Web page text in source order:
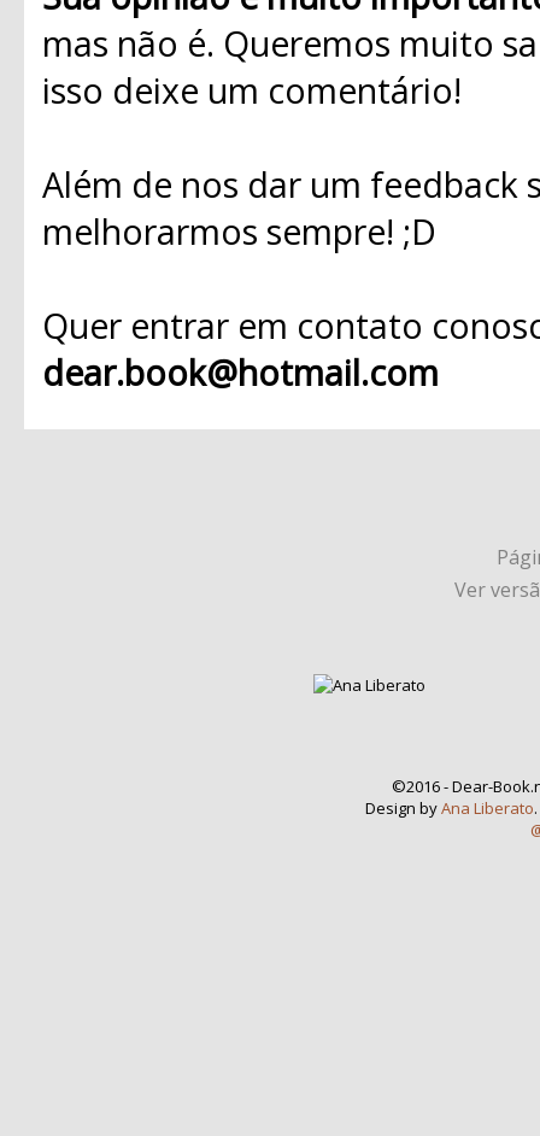
mas não é. Queremos muito
isso deixe um comentário!
Além de nos dar um
melhorarmos sempre! ;D
Quer entrar em contato
dear.book@hotmail.com
Ver
©2016 - Dear-
Design byAna Liberato